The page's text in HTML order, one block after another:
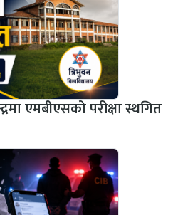
एमबीएसको परीक्षा स्थगित